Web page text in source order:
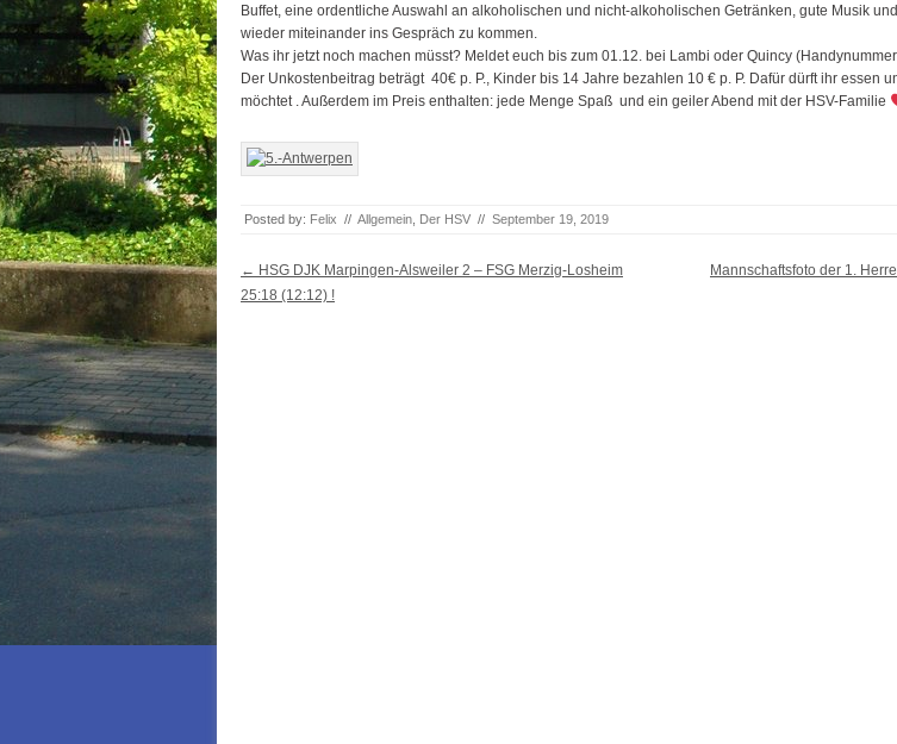
Buffet, eine ordentliche Auswahl an alkoholischen und nicht-alkoholischen Getränken, gute Musik
wieder miteinander ins Gespräch zu kommen.
Was ihr jetzt noch machen müsst? Meldet euch bis zum 01.12. bei Lambi oder Quincy
Der Unkostenbeitrag beträgt 40€ p. P., Kinder bis 14 Jahre bezahlen 10 € p. P. Dafür dürft ihr essen
möchtet . Außerdem im Preis enthalten: jede Menge Spaß und ein geiler Abend mit der HSV-Familie
Posted by: Felix // Allgemein Der HSV // September 19, 2019
Post navigation
← HSG DJK Marpingen-Alsweiler 2 – FSG Merzig-Losheim
25:18 (12:12) !
Mannschaftsfoto der 1.